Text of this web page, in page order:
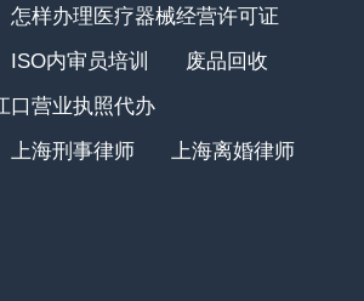
怎样办理医疗器械经营许可证
ISO内审员培训
废品回收
口营业执照代办
上海刑事律师
上海离婚律师